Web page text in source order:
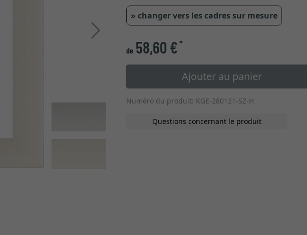
Continuer
» changer vers les cadres sur mesure
de 58,60 €*
Ajouter au panier
Numéro du produit: KGE-280121-SZ-H
Questions concernant le produit